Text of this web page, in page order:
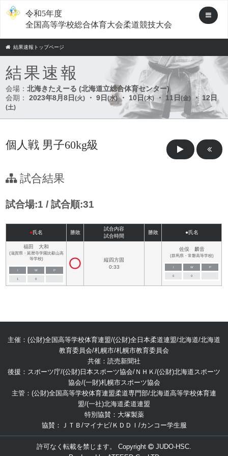
令和5年度
全国高等学校総合体育大会柔道競技大会
結果速報トップページ
結果速報
会場：北海きたえーる (北海道立総合体育センター)
会期：
2023年8月8日(火) ・ 9日(水)・ 10日(木) ・ 11日(金)・ 12日
(土)
個人戦 男子60kg級
試合結果
試合場:1 / 試合順:31
●氏名 勝敗
試合内容
試合時間
勝敗 ●氏名
福田 大和
(滋賀県・延暦寺学園比叡山高
等学校)
I W P
1 0
縦四方固
0:33
佐俣 麟音
(群馬県・常磐高等学校)
I W P
0 0
主催：(公財)全国高等学校体育連盟/(公財)全日本柔道連盟/北海道/北海道
教育委員会/札幌市/札幌市教育委員会
共催：読売新聞社
後援：スポーツ庁/(公財)日本スポーツ協会/ＮＨＫ/(公財)北海道スポーツ
協会/(一財)札幌市スポーツ協会
主管：(公財)全国高等学校体育連盟柔道専門部/北海道高等学校体育連
盟/(一社)北海道柔道連盟
特別協賛：大塚製薬
協賛：ＪＴＢ/マイナビ/ＫＤＤＩ/カンコー学生服
許可なく転載を禁じます。 Copyright
JUDO-HSC.